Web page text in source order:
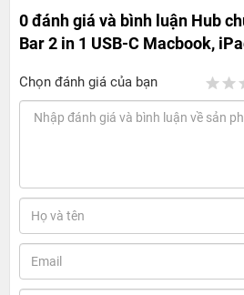
Thiết kế nhỏ gọn, có thể
điều hành Win
Hub chuyển đổi Hyperdrive 2
chuyển đổi HDMI/VGA và USB-
0 đánh giá và bình luận Hub
Bar 2 in 1 USB-C Macbook,
Chọn đánh giá của bạn